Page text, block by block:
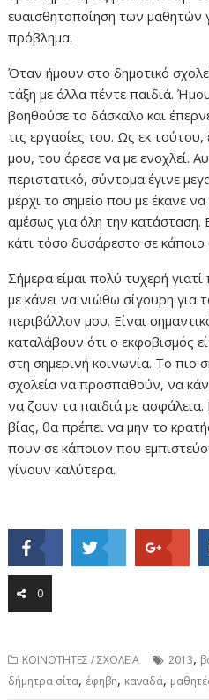
ευαισθητοποίηση των
πρόβλημα.
Όταν ήμουν στο δημοτικό
τάξη με άλλα πέντε παιδιά.
βοηθούσε το δάσκαλο και
τις εργασίες του. Ως εκ
μου, του άρεσε να με ενοχλεί.
περιστατικό, σύντομα έγινε
μέρχι το σημείο που με έκανε
αμέσως για όλη την κατάσταση.
κάτι τόσο δυσάρεστο σε
Σήμερα είμαι πολύ τυχερή
με κάνει να νιώθω σίγουρη για
περιβάλλον μου. Είναι
καταλάβουν ότι ο εκφοβισμός
στη σημερινή κοινωνία. Το πιο
σχολεία να προσπαθούν, να
να ζουν τα παιδιά με
βίας, θα πρέπει να μην το
πουν σε κάποιον που
γίνουν καλύτερα.
0
ΚΟΙΝΟΤΗΤΕΣ / ΣΧΟΛΕΙΑ 2013,
δήμητρα σίτα, έφηβη, καναδά,